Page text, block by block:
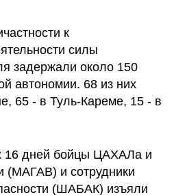
к
силы
задержали около 150
автономии. 68 из них
65 - в Туль-Кареме, 15 - в
16 дней бойцы ЦАХАЛа и
(МАГАВ) и сотрудники
(ШАБАК) изъяли